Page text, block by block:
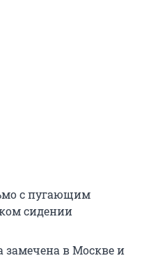
с пугающим
сидении
замечена в Москве и